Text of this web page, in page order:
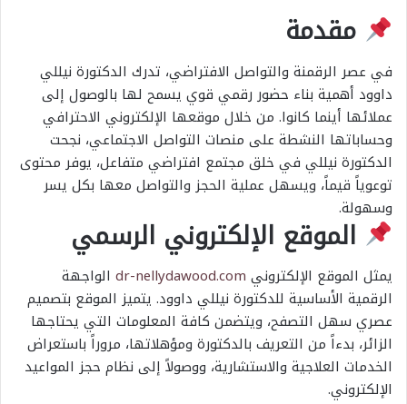
مقدمة
في عصر الرقمنة والتواصل الافتراضي، تدرك الدكتورة نيللي
داوود أهمية بناء حضور رقمي قوي يسمح لها بالوصول إلى
عملائها أينما كانوا. من خلال موقعها الإلكتروني الاحترافي
وحساباتها النشطة على منصات التواصل الاجتماعي، نجحت
الدكتورة نيللي في خلق مجتمع افتراضي متفاعل، يوفر محتوى
توعوياً قيماً، ويسهل عملية الحجز والتواصل معها بكل يسر
وسهولة.
الموقع الإلكتروني الرسمي
يمثل الموقع الإلكتروني dr-nellydawood.com الواجهة
الرقمية الأساسية للدكتورة نيللي داوود. يتميز الموقع بتصميم
عصري سهل التصفح، ويتضمن كافة المعلومات التي يحتاجها
الزائر، بدءاً من التعريف بالدكتورة ومؤهلاتها، مروراً باستعراض
الخدمات العلاجية والاستشارية، ووصولاً إلى نظام حجز المواعيد
الإلكتروني.